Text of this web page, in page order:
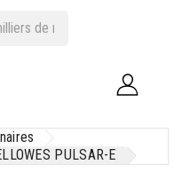
PULSAR-E